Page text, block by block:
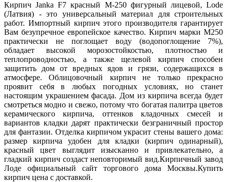
Кирпич Janka F7 красный М-250 фигурный лицевой, Lode
(Латвия) - это универсальный материал для строительных
работ. Импортный кирпич этого производителя гарантирует
Вам безупречное европейское качество. Кирпич марки М250
практически не поглощает воду (водопоглощение 7%),
обладает высокой морозостойкостью, плотностью и
теплопроводностью, а также щелевой кирпич способен
защитить дом от вредных ядов и грязи, содержащихся в
атмосфере. Облицовочный кирпич не только прекрасно
проявит себя в любых погодных условиях, но станет
настоящим украшением фасада. Дом из кирпича всегда будет
смотреться модно и свежо, потому что богатая палитра цветов
керамического кирпича, оттенков кладочных смесей и
вариантов кладки дарят практически безграничный простор
для фантазии. Отделка кирпичом украсит стены вашего дома:
размер кирпича удобен для кладки (кирпич одинарный),
красный цвет выглядит изысканно и привлекательно, а
гладкий кирпич создаст неповторимый вид.Кирпичный завод
Лоде официальный сайт торгового дома Москвы.Купить
кирпич цена с доставкой.